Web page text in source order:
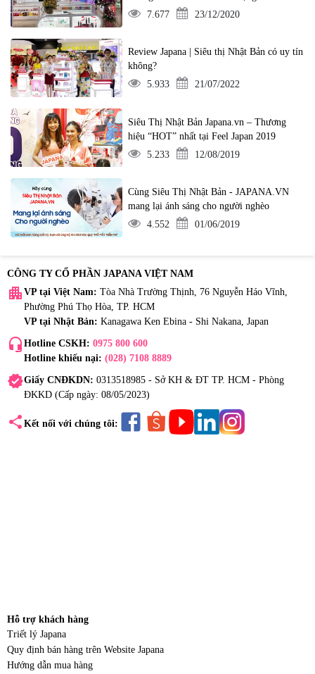
yêu hàng Nhật
7.677 23/12/2020
Review Japana | Siêu thị Nhật Bản có uy tín
không?
5.933
21/07/2022
Siêu Thị Nhật Bản Japana.vn – Thương
hiệu “HOT” nhất tại Feel Japan 2019
5.233
12/08/2019
Cùng Siêu Thị Nhật Bản - JAPANA.VN
mang lại ánh sáng cho người nghèo
4.552
01/06/2019
CÔNG TY CỔ PHẦN JAPANA VIỆT NAM
apartment VP tại Việt Nam: Tòa Nhà Trường Thịnh, 76 Nguyễn Háo Vĩnh,
Phường Phú Thọ Hòa, TP. HCM
VP tại Nhật Bản: Kanagawa Ken Ebina - Shi Nakana, Japan
headset_mic Hotline CSKH: 0975 800 600
Hotline khiếu nại: (028) 7108 8889
verifiedGiấy CNĐKDN: 0313518985 - Sở KH & ĐT TP. HCM - Phòng
ĐKKD (Cấp ngày: 08/05/2023)
share Kết nối với chúng tôi:
Hỗ trợ khách hàng
Triết lý Japana
Quy định bán hàng trên Website Japana
Hướng dẫn mua hàng